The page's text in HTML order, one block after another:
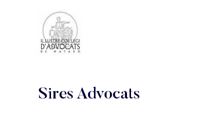
Sires Advocats